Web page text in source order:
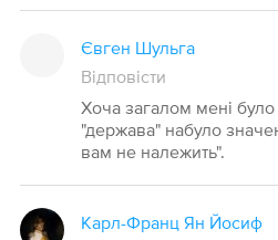
Євген Шульга
Відповісти
Хоча загалом мені
"держава" набуло
вам не належить".
Карл-Франц Ян Йосиф